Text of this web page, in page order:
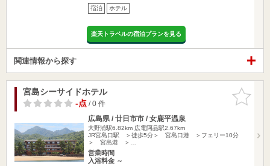
宿泊 ホテル
楽天トラベルの宿泊プランを見る
関連情報から探す
お気に入
りに追加
宮島シーサイドホテル
-点/ 0 件
広島県 / 廿日市市 / 女鹿平温泉
大野浦駅6.82km 広電阿品駅2.67km
JR宮島口駅 ＞徒歩5分＞ 宮島口港 ＞フェリー10分
＞ 宮島港 ＞…
営業時間
入浴料金 ～